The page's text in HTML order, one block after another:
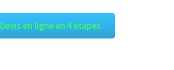
Devis en ligne en 4 étapes